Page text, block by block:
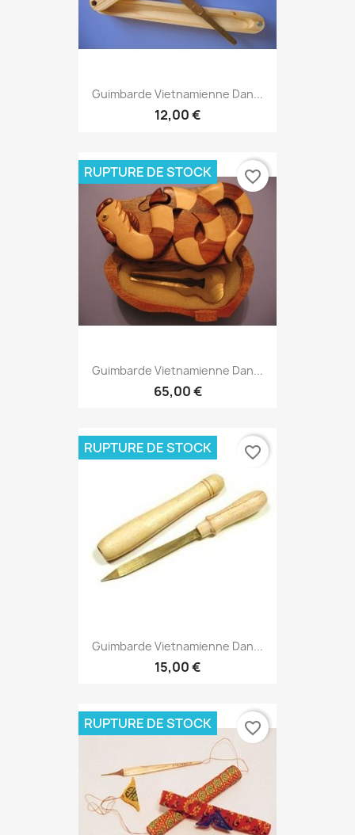
Guimbarde Vietnamienne Dan...
12,00 €
Guimbarde Vietnamienne Dan...
65,00 €
RUPTURE DE STOCK favorite_border
Guimbarde Vietnamienne Dan...
15,00 €
RUPTURE DE STOCK favorite_border
RUPTURE DE STOCK favorite_border